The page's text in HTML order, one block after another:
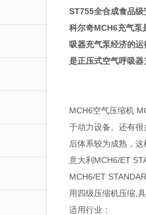
ST755全合成食品级
科尔奇MCH6充气泵
吸器充气泵经济的
是正压式空气呼吸器
MCH6空气压缩机
于动力设备。还有
后体系较为成熟，这
意大利MCH6/ET
MCH6/ET
用四级压缩机压缩,
适用行业：